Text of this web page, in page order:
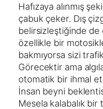
Hafızaya alınmış
çabuk çeker. Dış
belirsizleştiğinde
özellikle bir
bakmıyorsa sizi
Görecektir ama
otomatik bir ihmal
İnsan beyni
Mesela kalabalık